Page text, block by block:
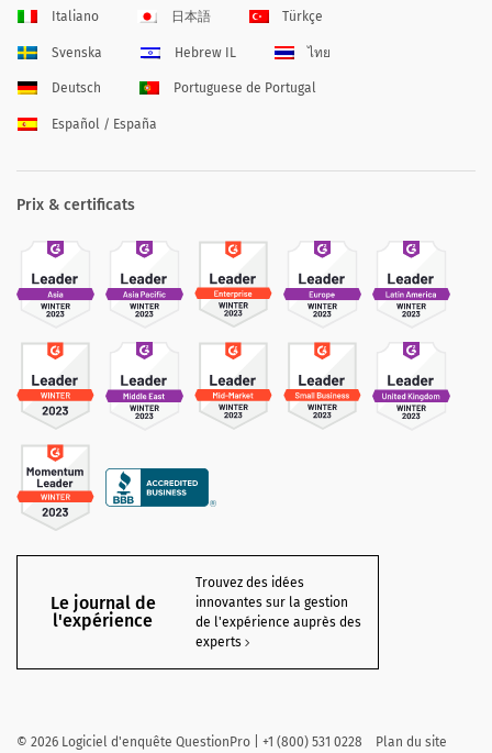
Italiano 日本語 Türkçe
Svenska Hebrew IL ไทย
Deutsch Portuguese de Portugal
Español / España
Prix & certificats
Le journal de
l'expérience
Trouvez des idées
innovantes sur la gestion
de l'expérience auprès des
experts
© 2026 Logiciel d'enquête QuestionPro | +1 (800) 531 0228 Plan du site